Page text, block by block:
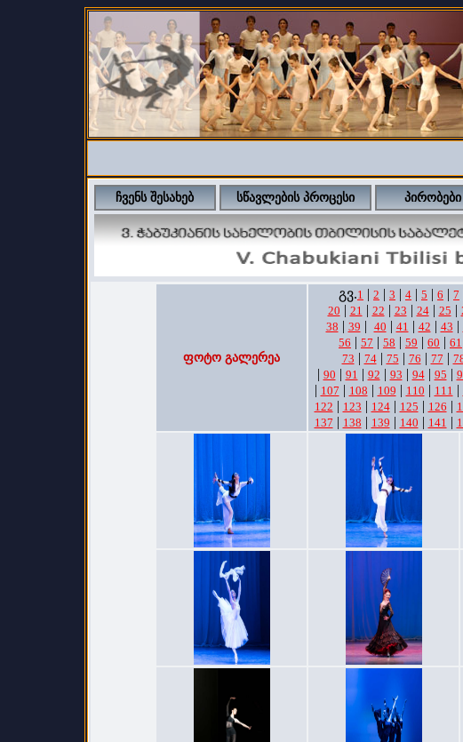
ჩვენს შესახებ სწავლების პროცესი პირობები
ფოტო გალერეა
გვ.1 | 2 | 3 | 4 | 5 | 6 | 7
20 | 21 | 22 | 23 | 24| 25 |
38 | 39 | 40 | 41 | 42 | 43 |
56 | 57 | 58 | 59 | 60 | 61
73 | 74| 75 | 76 | 77 |
| 90 | 91 | 92 | 93 | 94| 95 |
| 107 | 108 | 109 | 110 | 111 |
122 | 123 | 124| 125 | 126 |
137 | 138 | 139 | 140 | 141 |